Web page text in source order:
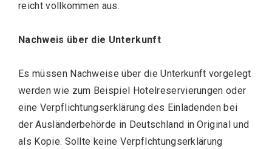
reicht vollkommen aus.
Nachweis über die Unterkunft
Es müssen Nachweise über die Unterkunft vorgelegt
werden wie zum Beispiel Hotelreservierungen oder
eine Verpflichtungserklärung des Einladenden bei
der Ausländerbehörde in Deutschland in Original und
als Kopie. Sollte keine Verpflchtungserklärung